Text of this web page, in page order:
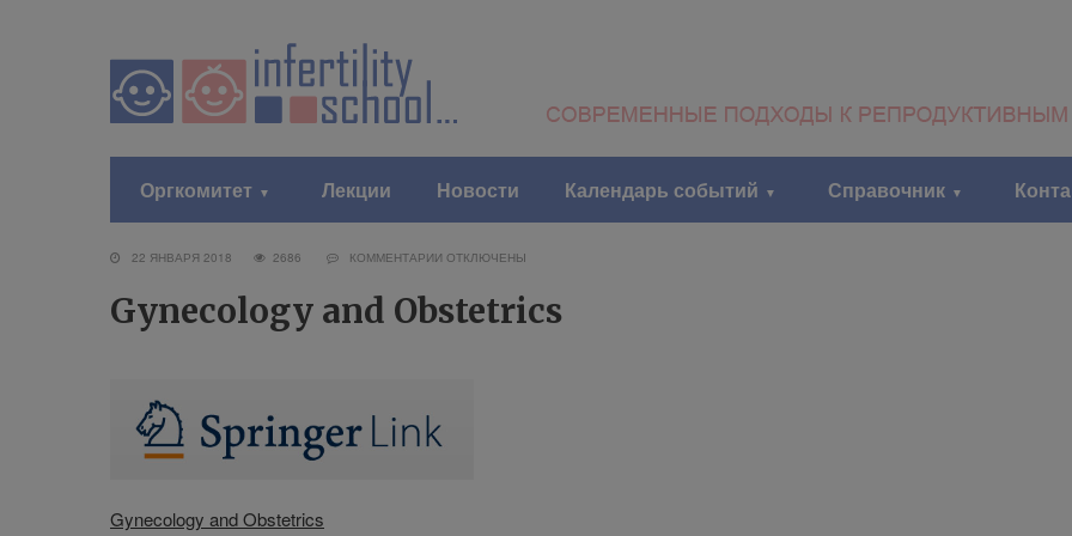
Оргкомитет Лекции Новости Календарь событий Справочник
22 ЯНВАРЯ 2018 2686 КОММЕНТАРИИ ОТКЛЮЧЕНЫ
Gynecology and Obstetrics
Gynecology and Obstetrics